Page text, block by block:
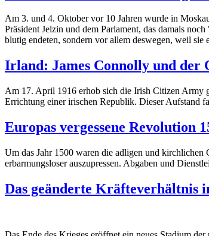
Am 3. und 4. Oktober vor 10 Jahren wurde in
Präsident Jelzin und dem Parlament, das damals
blutig endeten, sondern vor allem deswegen, weil
Irland: James Connolly und der
Am 17. April 1916 erhob sich die Irish Citizen Army
Errichtung einer irischen Republik. Dieser Aufstand
Europas vergessene Revolution
Um das Jahr 1500 waren die adligen und kirchlichen
erbarmungsloser auszupressen. Abgaben und
Das geänderte Kräfteverhältnis